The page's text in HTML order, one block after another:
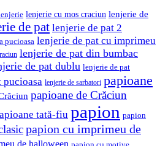
lenjerie cu mos craciun lenjerie de
de pat lenjerie de pat 2
pucioasa lenjerie de pat cu imprimeu
lenjerie de pat din bumbac
de pat dublu lenjerie de pat
pucioasa lenjerie de sarbatori papioane
papioane de Crăciun
tată-fiu papion papion
papion cu imprimeu de